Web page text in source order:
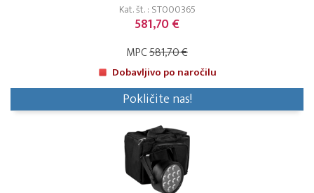
Kat. št. : ST000365
581,70 €
MPC581,70 €
Dobavljivo po naročilu
Pokličite nas!